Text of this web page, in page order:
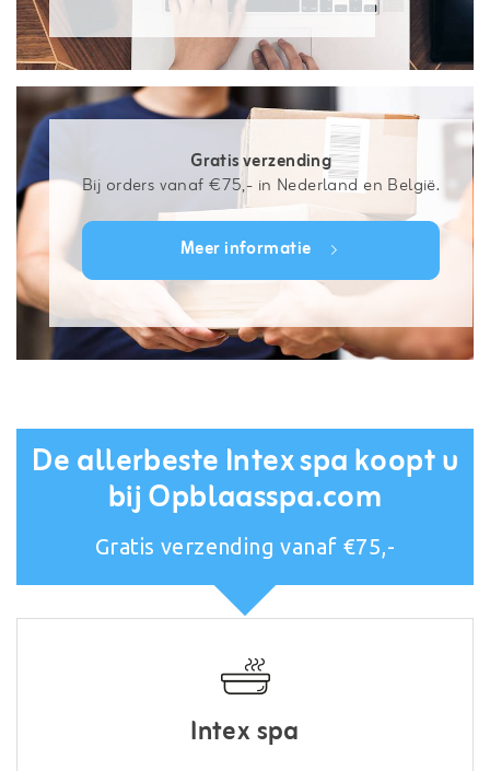
Gratis verzending
Bij orders vanaf €75,- in Nederland en België.
Meer informatie
De allerbeste Intex spa koopt u
bij Opblaasspa.com
Gratis verzending vanaf €75,-
Intex spa